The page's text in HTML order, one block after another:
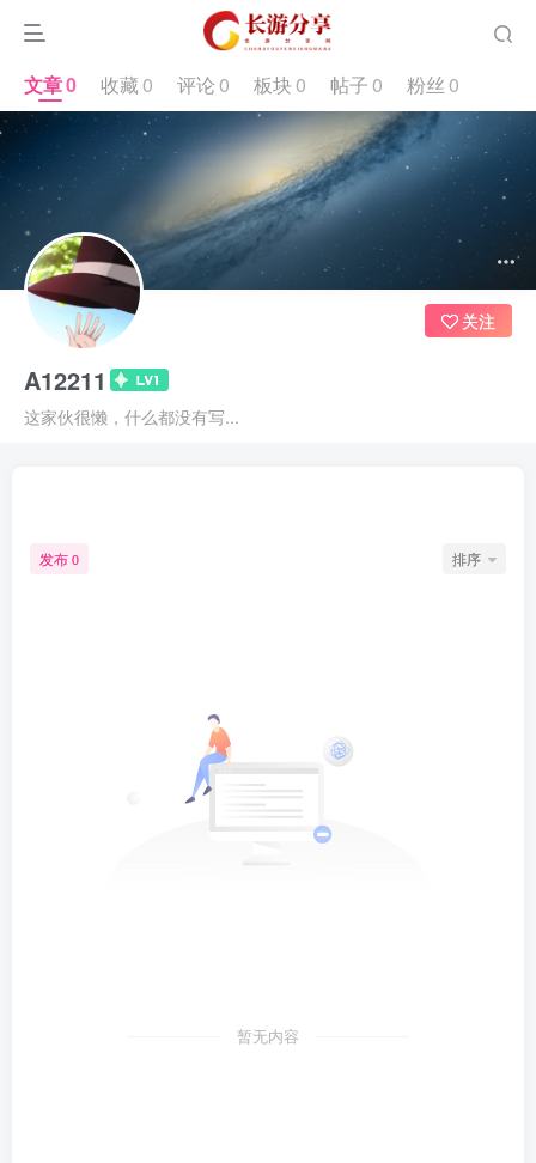
A12211
这家伙很懒，什么都没有写...
关注
文章0 收藏 0 评论 0 板块 0 帖子 0 粉丝 0
发布 0 排序
暂无内容